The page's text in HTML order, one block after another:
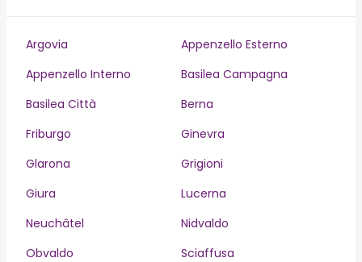
Argovia
Appenzello Esterno
Appenzello Interno
Basilea Campagna
Basilea Città
Berna
Friburgo
Ginevra
Glarona
Grigioni
Giura
Lucerna
Neuchâtel
Nidvaldo
Obvaldo
Sciaffusa